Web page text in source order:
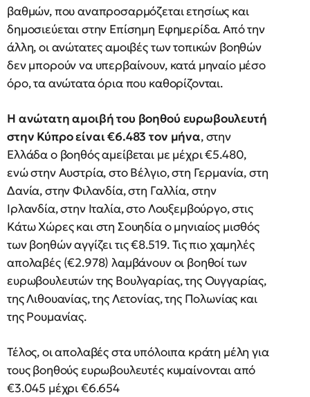
βαθμών, που αναπροσαρμόζεται ετησίως και
δημοσιεύεται στην Επίσημη Εφημερίδα. Από την
άλλη, οι ανώτατες αμοιβές των τοπικών βοηθών
δεν μπορούν να υπερβαίνουν, κατά μηναίο μέσο
όρο, τα ανώτατα όρια που καθορίζονται.
Η ανώτατη αμοιβή του βοηθού ευρωβουλευτή
στην Κύπρο είναι €6.483 τον μήνα, στην
Ελλάδα ο βοηθός αμείβεται με μέχρι €5.480,
ενώ στην Αυστρία, στο Βέλγιο, στη Γερμανία, στη
Δανία, στην Φιλανδία, στη Γαλλία, στην
Ιρλανδία, στην Ιταλία, στο Λουξεμβούργο, στις
Κάτω Χώρες και στη Σουηδία ο μηνιαίος μισθός
των βοηθών αγγίζει τις €8.519. Τις πιο χαμηλές
απολαβές (€2.978) λαμβάνουν οι βοηθοί των
ευρωβουλευτών της Βουλγαρίας, της Ουγγαρίας,
της Λιθουανίας, της Λετονίας, της Πολωνίας και
της Ρουμανίας.
Τέλος, οι απολαβές στα υπόλοιπα κράτη μέλη για
τους βοηθούς ευρωβουλευτές κυμαίνονται από
€3.045 μέχρι €6.654